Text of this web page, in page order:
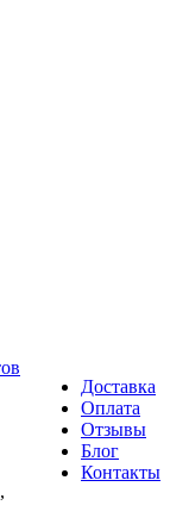
Доставка
Оплата
Отзывы
Блог
Контакты